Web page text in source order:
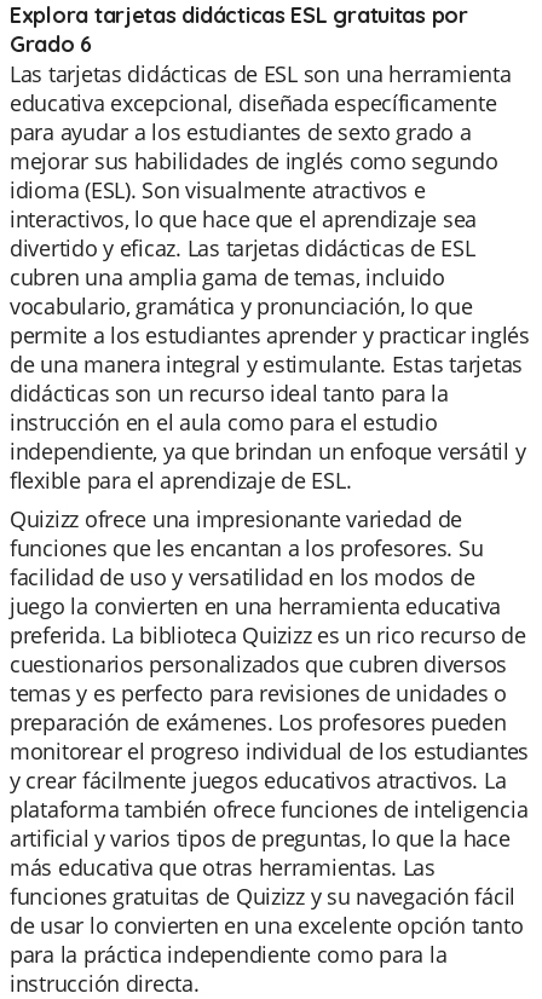
Explora tarjetas didácticas ESL gratuitas por
Grado 6
Las tarjetas didácticas de ESL son una herramienta
educativa excepcional, diseñada específicamente
para ayudar a los estudiantes de sexto grado a
mejorar sus habilidades de inglés como segundo
idioma (ESL). Son visualmente atractivos e
interactivos, lo que hace que el aprendizaje sea
divertido y eficaz. Las tarjetas didácticas de ESL
cubren una amplia gama de temas, incluido
vocabulario, gramática y pronunciación, lo que
permite a los estudiantes aprender y practicar inglés
de una manera integral y estimulante. Estas tarjetas
didácticas son un recurso ideal tanto para la
instrucción en el aula como para el estudio
independiente, ya que brindan un enfoque versátil y
flexible para el aprendizaje de ESL.
Quizizz ofrece una impresionante variedad de
funciones que les encantan a los profesores. Su
facilidad de uso y versatilidad en los modos de
juego la convierten en una herramienta educativa
preferida. La biblioteca Quizizz es un rico recurso de
cuestionarios personalizados que cubren diversos
temas y es perfecto para revisiones de unidades o
preparación de exámenes. Los profesores pueden
monitorear el progreso individual de los estudiantes
y crear fácilmente juegos educativos atractivos. La
plataforma también ofrece funciones de inteligencia
artificial y varios tipos de preguntas, lo que la hace
más educativa que otras herramientas. Las
funciones gratuitas de Quizizz y su navegación fácil
de usar lo convierten en una excelente opción tanto
para la práctica independiente como para la
instrucción directa.